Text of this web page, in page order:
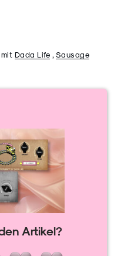
Dada Life
Sausage
Artikel?